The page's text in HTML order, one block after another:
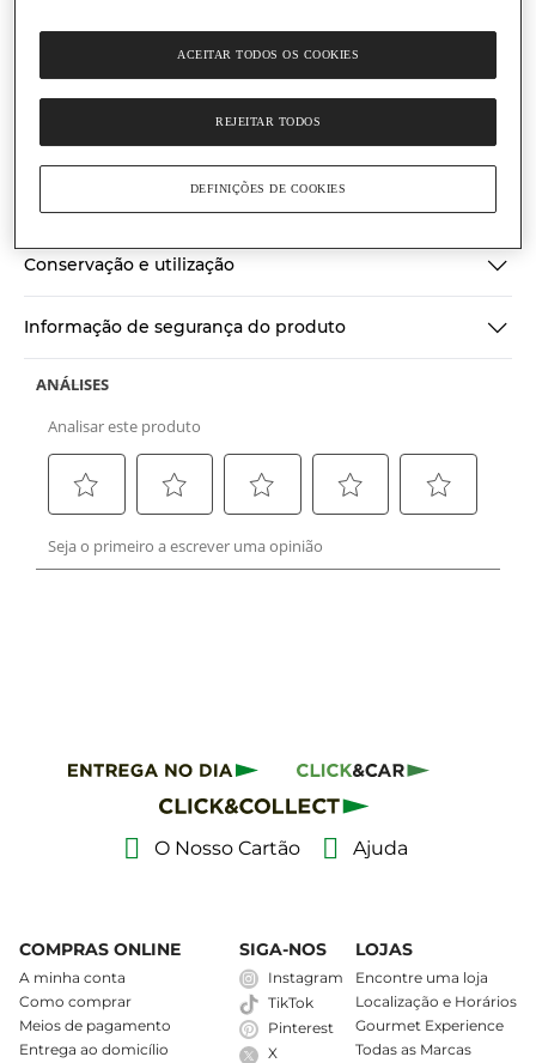
Refrigerante de Laranja
Garrafa
Sem
de
classificação
página.
(0)
Escrever uma opinião
Ingredientes
Conservação e utilização
Informação de segurança do produto
O Nosso Cartão Ajuda
COMPRAS ONLINE
A minha conta
Como comprar
Meios de pagamento
Entrega ao domicílio
SIGA-NOS
Instagram
TikTok
Pinterest
X
LOJAS
Encontre uma loja
Localização e Horários
Gourmet Experience
Todas as Marcas
REJEITAR TODOS
ACEITAR TODOS OS COOKIES
DEFINIÇÕES DE COOKIES